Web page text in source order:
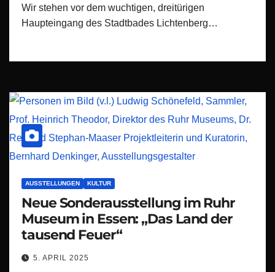
Wir stehen vor dem wuchtigen, dreitürigen
Haupteingang des Stadtbades Lichtenberg…
AUSSTELLUNGEN KULTUR
Neue Sonderausstellung im Ruhr
Museum in Essen: „Das Land der
tausend Feuer“
5. APRIL 2025